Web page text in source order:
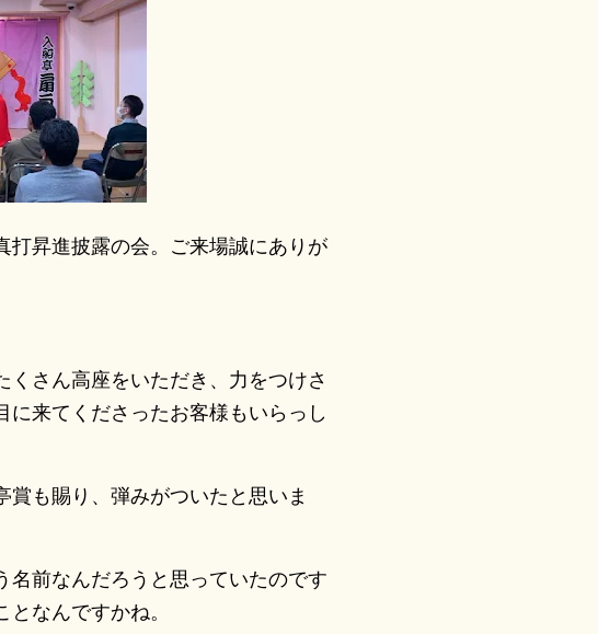
昇進披露の会。ご来場誠にありが
さん高座をいただき、力をつけさ
来てくださったお客様もいらっし
も賜り、弾みがついたと思いま
前なんだろうと思っていたのです
なんですかね。